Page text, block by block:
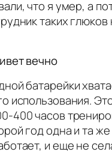
что я умер, а
таких глюков
вечно
батарейки
использования.
400 часов
год одна и та же
и еще не